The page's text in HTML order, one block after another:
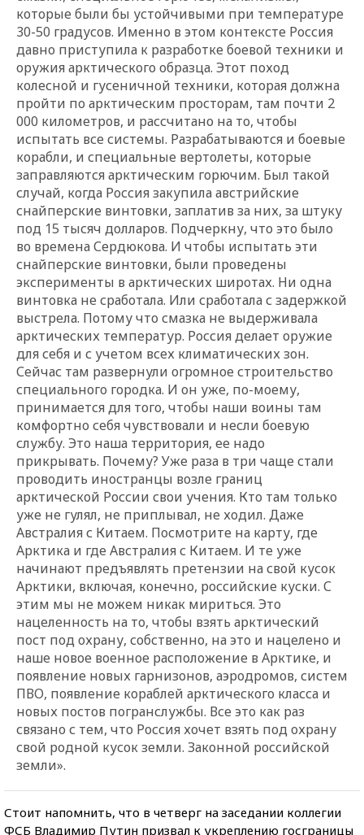
которые были бы устойчивыми при температуре
30-50 градусов. Именно в этом контексте Россия
давно приступила к разработке боевой техники и
оружия арктического образца. Этот поход
колесной и гусеничной техники, которая должна
пройти по арктическим просторам, там почти 2
000 километров, и рассчитано на то, чтобы
испытать все системы. Разрабатываются и боевые
корабли, и специальные вертолеты, которые
заправляются арктическим горючим. Был такой
случай, когда Россия закупила австрийские
снайперские винтовки, заплатив за них, за штуку
под 15 тысяч долларов. Подчеркну, что это было
во времена Сердюкова. И чтобы испытать эти
снайперские винтовки, были проведены
эксперименты в арктических широтах. Ни одна
винтовка не сработала. Или сработала с задержкой
выстрела. Потому что смазка не выдерживала
арктических температур. Россия делает оружие
для себя и с учетом всех климатических зон.
Сейчас там развернули огромное строительство
специального городка. И он уже, по-моему,
принимается для того, чтобы наши воины там
комфортно себя чувствовали и несли боевую
службу. Это наша территория, ее надо
прикрывать. Почему? Уже раза в три чаще стали
проводить иностранцы возле границ
арктической России свои учения. Кто там только
уже не гулял, не приплывал, не ходил. Даже
Австралия с Китаем. Посмотрите на карту, где
Арктика и где Австралия с Китаем. И те уже
начинают предъявлять претензии на свой кусок
Арктики, включая, конечно, российские куски. С
этим мы не можем никак мириться. Это
нацеленность на то, чтобы взять арктический
пост под охрану, собственно, на это и нацелено и
наше новое военное расположение в Арктике, и
появление новых гарнизонов, аэродромов, систем
ПВО, появление кораблей арктического класса и
новых постов погранслужбы. Все это как раз
связано с тем, что Россия хочет взять под охрану
свой родной кусок земли. Законной российской
земли».
Стоит напомнить, что в четверг на заседании коллегии
ФСБ Владимир Путин призвал к укреплению госграницы